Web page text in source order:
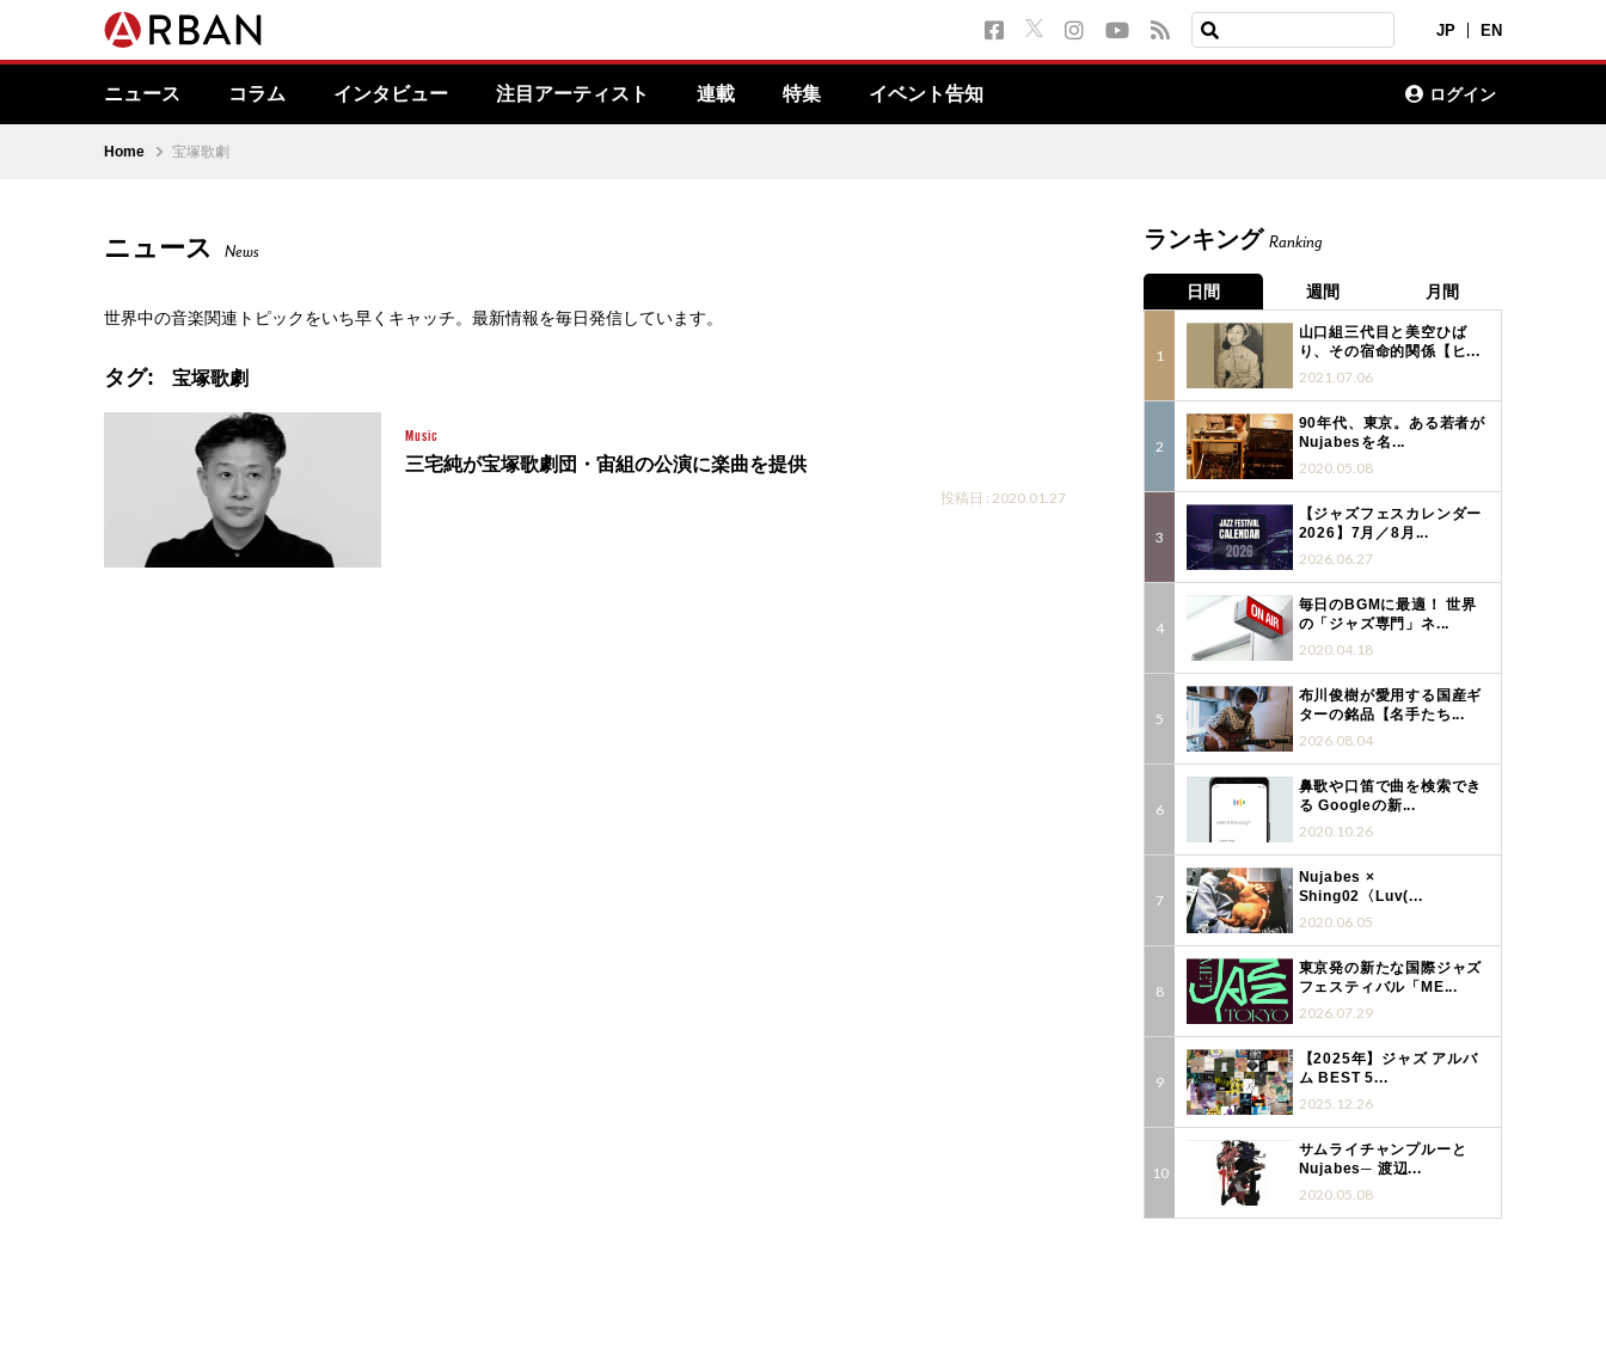
JP EN
ニュース コラム インタビュー 注目アーティスト 連載 特集 イベント告知 ログイン
Home 宝塚歌劇
ニュース News
世界中の音楽関連トピックをいち早くキャッチ。最新情報を毎日発信しています。
タグ: 宝塚歌劇
Music
三宅純が宝塚歌劇団・宙組の公演に楽曲を提供
投稿日 : 2020.01.27
ランキング Ranking
日間 週間 月間
山口組三代目と美空ひば
り、その宿命的関係【ヒ...
2021.07.06
90年代、東京。ある若者が
Nujabesを名...
2020.05.08
【ジャズフェスカレンダー
2026】7月／8月...
2026.06.27
毎日のBGMに最適！ 世界
の「ジャズ専門」ネ...
2020.04.18
布川俊樹が愛用する国産ギ
ターの銘品【名手たち...
2026.08.04
鼻歌や口笛で曲を検索でき
る Googleの新...
2020.10.26
Nujabes ×
Shing02〈Luv(...
2020.06.05
東京発の新たな国際ジャズ
フェスティバル「ME...
2026.07.29
【2025年】ジャズ アルバ
ム BEST 5...
2025.12.26
サムライチャンプルーと
Nujabes─ 渡辺...
2020.05.08